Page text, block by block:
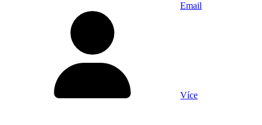
Email
Více